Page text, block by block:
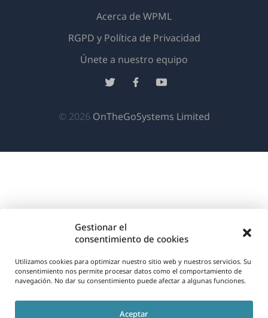
Gestionar el
consentimiento de cookies
Utilizamos cookies para optimizar nuestro sitio web y nuestros servicios. Su
consentimiento nos permite procesar datos como el comportamiento de
navegación. No dar su consentimiento puede afectar a algunas funciones.
Aceptar
© 2026 OnTheGoSystems Limited(se
en
Acerca de WPML
RGPD y Política de Privacidad
Únete a nuestro equipo
(se
en
en
(se
en